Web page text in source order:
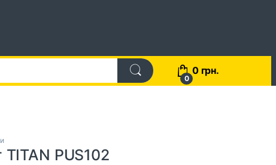
0
0 грн.
TITAN PUS102